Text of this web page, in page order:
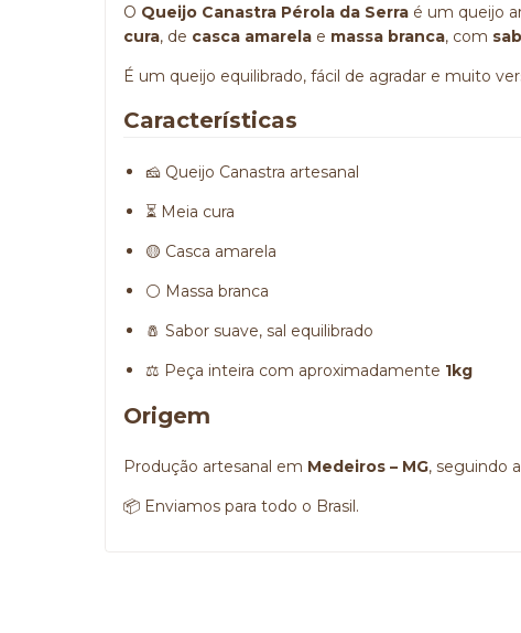
O Queijo Canastra Pérola da Serra é um queijo
cura, de casca amarela e massa branca, com
É um queijo equilibrado, fácil de agradar e muito
Características
🧀 Queijo Canastra artesanal
⏳ Meia cura
🟡 Casca amarela
⚪ Massa branca
🧂 Sabor suave, sal equilibrado
⚖️ Peça inteira com aproximadamente 1kg
Origem
Produção artesanal em Medeiros – MG, seguindo
📦 Enviamos para todo o Brasil.